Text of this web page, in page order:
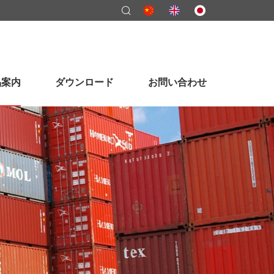
内 ダウンロード お問い合わせ